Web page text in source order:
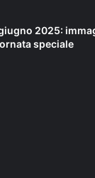
2025:
speciale